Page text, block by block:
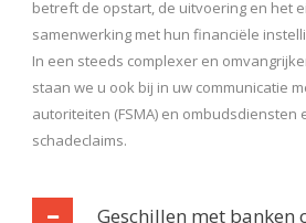
betreft de opstart, de uitvoering en het
samenwerking met hun financiële
In een steeds complexer en
staan we u ook bij in uw communicatie
autoriteiten (FSMA) en ombudsdiensten
schadeclaims.
Geschillen met banken